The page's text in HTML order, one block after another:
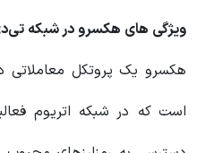
ویژگی های هکسرو در شبکه
هکسرو یک پروتکل معاملاتی
است که در شبکه اتریوم